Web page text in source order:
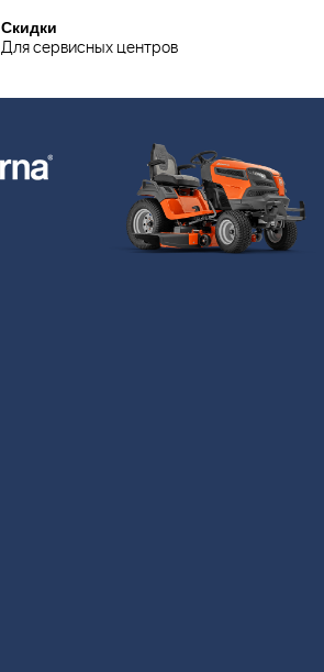
Скидки
Для сервисных центров